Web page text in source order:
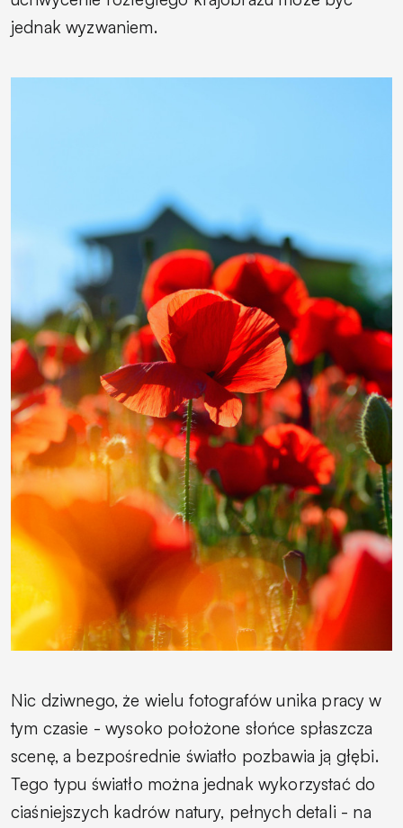
jednak wyzwaniem.
Nic dziwnego, że wielu fotografów unika pracy w
tym czasie - wysoko położone słońce spłaszcza
scenę, a bezpośrednie światło pozbawia ją głębi.
Tego typu światło można jednak wykorzystać do
ciaśniejszych kadrów natury, pełnych detali - na